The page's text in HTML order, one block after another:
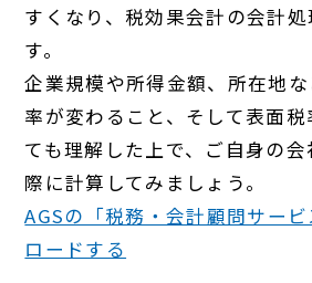
すくなり、税効果会計の会計
す。
企業規模や所得金額、所在地
率が変わること、そして表面
ても理解した上で、ご自身の
際に計算してみましょう。
AGSの「税務・会計顧問サー
ロードする